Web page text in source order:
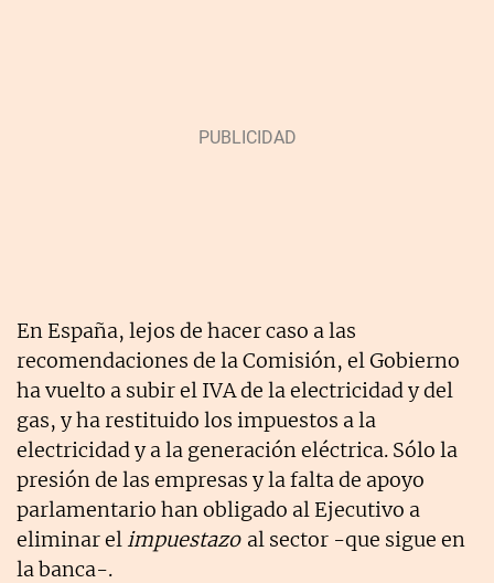
En España, lejos de hacer caso a las
recomendaciones de la Comisión, el Gobierno
ha vuelto a subir el IVA de la electricidad y del
gas, y ha restituido los impuestos a la
electricidad y a la generación eléctrica. Sólo la
presión de las empresas y la falta de apoyo
parlamentario han obligado al Ejecutivo a
eliminar elimpuestazo al sector -que sigue en
la banca-.